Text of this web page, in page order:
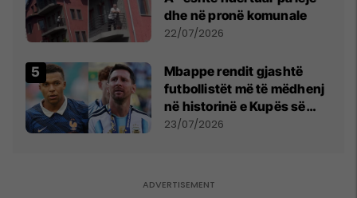
dhe në pronë komunale
22/07/2026
Mbappe rendit gjashtë
futbollistët më të mëdhenj
në historinë e Kupës së
Botës, Messi mbetet i dyti
23/07/2026